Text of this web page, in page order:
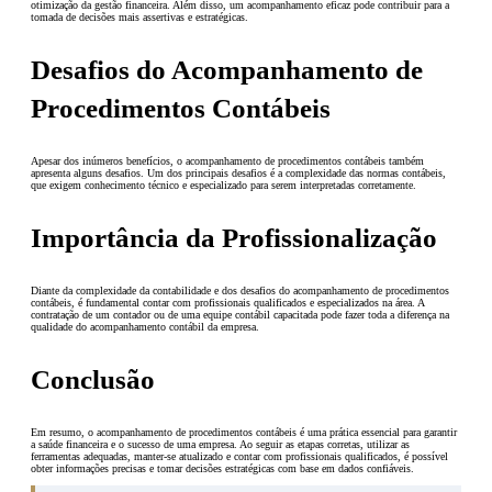
otimização da gestão financeira. Além disso, um acompanhamento eficaz pode contribuir para a
tomada de decisões mais assertivas e estratégicas.
Desafios do Acompanhamento de
Procedimentos Contábeis
Apesar dos inúmeros benefícios, o acompanhamento de procedimentos contábeis também
apresenta alguns desafios. Um dos principais desafios é a complexidade das normas contábeis,
que exigem conhecimento técnico e especializado para serem interpretadas corretamente.
Importância da Profissionalização
Diante da complexidade da contabilidade e dos desafios do acompanhamento de procedimentos
contábeis, é fundamental contar com profissionais qualificados e especializados na área. A
contratação de um contador ou de uma equipe contábil capacitada pode fazer toda a diferença na
qualidade do acompanhamento contábil da empresa.
Conclusão
Em resumo, o acompanhamento de procedimentos contábeis é uma prática essencial para garantir
a saúde financeira e o sucesso de uma empresa. Ao seguir as etapas corretas, utilizar as
ferramentas adequadas, manter-se atualizado e contar com profissionais qualificados, é possível
obter informações precisas e tomar decisões estratégicas com base em dados confiáveis.